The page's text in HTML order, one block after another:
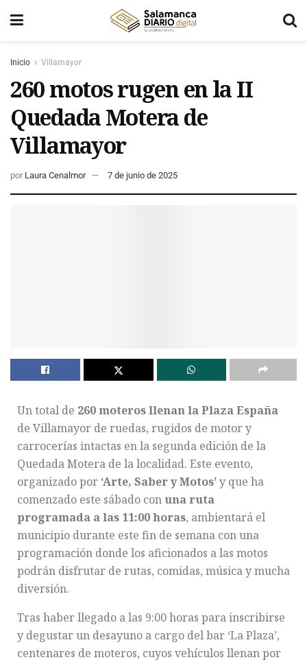
Inicio Villamayor
260 motos rugen en la II
Quedada Motera de
Villamayor
por Laura Cenalmor 7 de junio de 2025
Un total de 260 moteros llenan la Plaza España
de Villamayor de ruedas, rugidos de motor y
carrocerías intactas en la segunda edición de la
Quedada Motera de la localidad. Este evento,
organizado por ‘Arte, Saber y Motos’y que ha
comenzado este sábado con una ruta
programada a las 11:00 horas, ambientará el
municipio durante este fin de semana con una
programación donde los aficionados a las motos
podrán disfrutar de rutas, comidas, música y mucha
diversión.
Tras haber llegado a las 9:00 horas para inscribirse
y degustar un desayuno a cargo del bar ‘La Plaza’,
centenares de moteros, cuyos vehículos llenan por